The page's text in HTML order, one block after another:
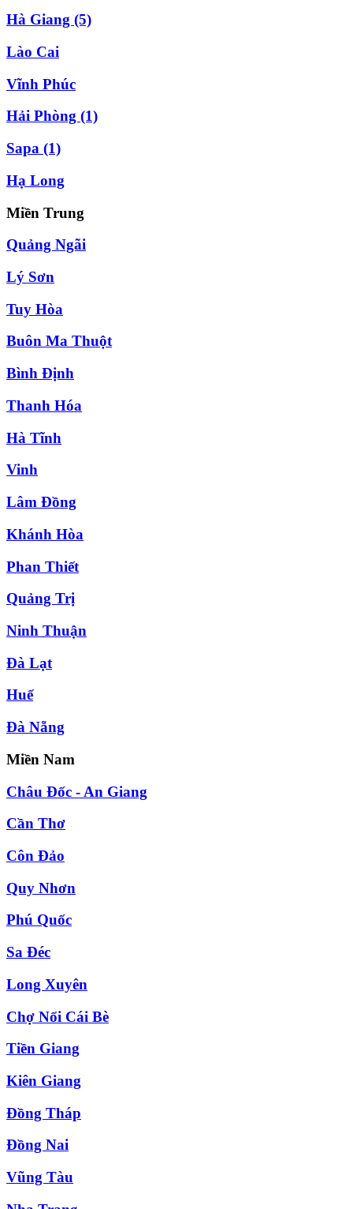
Hà Giang (5)
Lào Cai
Vĩnh Phúc
Hải Phòng (1)
Sapa (1)
Hạ Long
Miền Trung
Quảng Ngãi
Lý Sơn
Tuy Hòa
Buôn Ma Thuột
Bình Định
Thanh Hóa
Hà Tĩnh
Vinh
Lâm Đồng
Khánh Hòa
Phan Thiết
Quảng Trị
Ninh Thuận
Đà Lạt
Huế
Đà Nẵng
Miền Nam
Châu Đốc - An Giang
Cần Thơ
Côn Đảo
Quy Nhơn
Phú Quốc
Sa Đéc
Long Xuyên
Chợ Nổi Cái Bè
Tiền Giang
Kiên Giang
Đồng Tháp
Đồng Nai
Vũng Tàu